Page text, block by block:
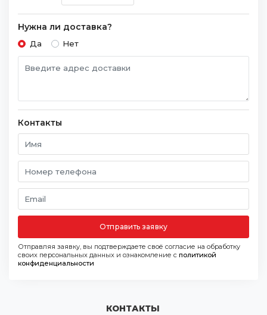
Нужна ли доставка?
Да Нет
Контакты
Отправить заявку
Отправляя заявку, вы подтверждаете своё согласие на обработку
своих персональных данных и ознакомление с политикой
конфиденциальности
КОНТАКТЫ